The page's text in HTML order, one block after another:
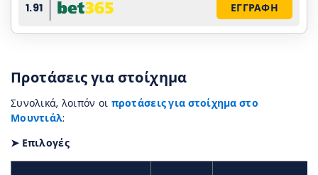
1.91 ΕΓΓΡΑΦΗ
Προτάσεις για στοίχημα
Συνολικά, λοιπόν οι προτάσεις για στοίχημα στο
Μουντιάλ:
➤ Επιλογές